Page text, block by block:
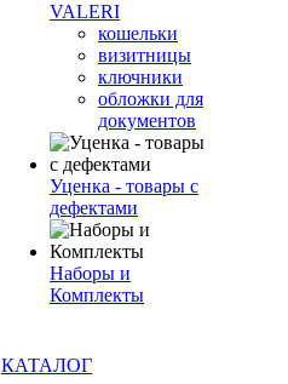
VALERI
кошельки
визитницы
ключники
обложки для
документов
Уценка - товары с
дефектами
Наборы и
Комплекты
КАТАЛОГ